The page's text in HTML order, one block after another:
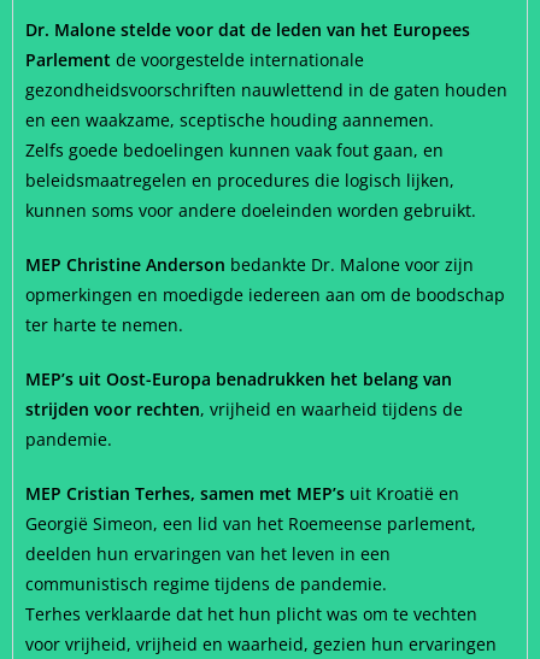
Dr. Malone stelde voor dat de leden van het Europees
Parlement de voorgestelde internationale
gezondheidsvoorschriften nauwlettend in de gaten houden
en een waakzame, sceptische houding aannemen.
Zelfs goede bedoelingen kunnen vaak fout gaan, en
beleidsmaatregelen en procedures die logisch lijken,
kunnen soms voor andere doeleinden worden gebruikt.
MEP Christine Anderson bedankte Dr. Malone voor zijn
opmerkingen en moedigde iedereen aan om de boodschap
ter harte te nemen.
MEP’s uit Oost-Europa benadrukken het belang van
strijden voor rechten, vrijheid en waarheid tijdens de
pandemie.
MEP Cristian Terhes, samen met MEP’s uit Kroatië en
Georgië Simeon, een lid van het Roemeense parlement,
deelden hun ervaringen van het leven in een
communistisch regime tijdens de pandemie.
Terhes verklaarde dat het hun plicht was om te vechten
voor vrijheid, vrijheid en waarheid, gezien hun ervaringen